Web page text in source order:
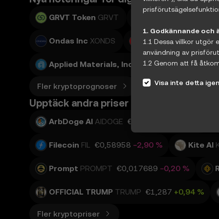
GRVT Token GRVT
Ondas Inc XONDS Adobe Inc. XADBE
Applied Materials, Inc. XAMAT
Fler kryptoprognoser
Upptäck andra priser
ArbDoge AI AIDOGE €0,0₁₀25258
Filecoin FIL €0,58958 −2,90 % Kite AI
Prompt PROMPT €0,017689 −0,20 %
OFFICIAL TRUMP TRUMP €1,287 +0,94 %
Fler kryptopriser
1. Godkännande och
1.1 Dessa villkor utgör
användning av
1.2 Genom att få
• Du förstår riskerna
1.3 OKX kan ändra
2.1 Om inte annat
Visa inte detta